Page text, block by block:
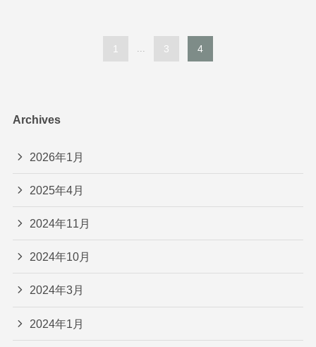
1 3 4
Archives
2026年1月
2025年4月
2024年11月
2024年10月
2024年3月
2024年1月